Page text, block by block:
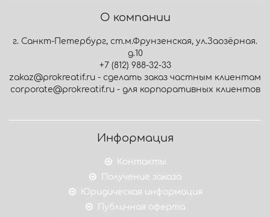
О компании
г. Санкт-Петербург, ст.м.Фрунзенская, ул.Заозёрная.
д.10
+7 (812) 988-32-33
zakaz@prokreatif.ru - сделать заказ частным клиентам
corporate@prokreatif.ru - для корпоративных клиентов
Информация
Контакты
Получение заказа
Юридическая информация
Публичная оферта